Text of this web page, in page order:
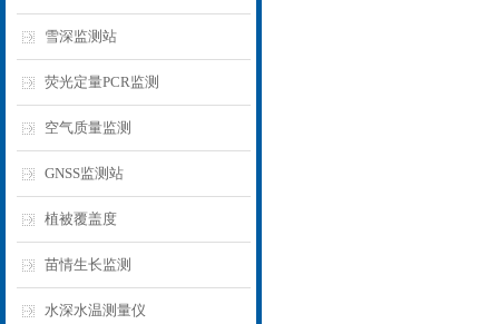
雪深监测站
荧光定量PCR监测
空气质量监测
GNSS监测站
植被覆盖度
苗情生长监测
水深水温测量仪